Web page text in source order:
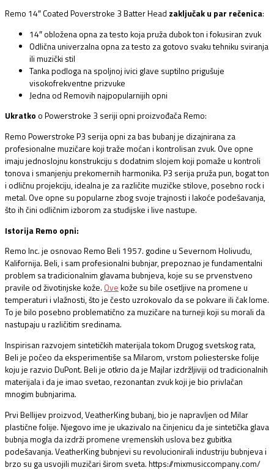
Remo 14″ Coated Poverstroke 3 Batter Head zaključak u par rečenica:
14″ obložena opna za testo koja pruža dubok ton i fokusiran zvuk
Odlična univerzalna opna za testo za gotovo svaku tehniku sviranja
ili muzički stil
Tanka podloga na spoljnoj ivici glave suptilno prigušuje
visokofrekventne prizvuke
Jedna od Removih najpopularnijih opni
Ukratko o Powerstroke 3 seriji opni proizvođača Remo:
Remo Powerstroke P3 serija opni za bas bubanj je dizajnirana za
profesionalne muzičare koji traže moćan i kontrolisan zvuk. Ove opne
imaju jednoslojnu konstrukciju s dodatnim slojem koji pomaže u kontroli
tonova i smanjenju prekomernih harmonika. P3 serija pruža pun, bogat ton
i odličnu projekciju, idealna je za različite muzičke stilove, posebno rock i
metal. Ove opne su popularne zbog svoje trajnosti i lakoće podešavanja,
što ih čini odličnim izborom za studijske i live nastupe.
Istorija Remo opni:
Remo Inc. je osnovao Remo Beli 1957. godine u Severnom Holivudu,
Kalifornija. Beli, i sam profesionalni bubnjar, prepoznao je fundamentalni
problem sa tradicionalnim glavama bubnjeva, koje su se prvenstveno
pravile od životinjske kože. Ove kože su bile osetljive na promene u
temperaturi i vlažnosti, što je često uzrokovalo da se pokvare ili čak lome.
To je bilo posebno problematično za muzičare na turneji koji su morali da
nastupaju u različitim sredinama.
Inspirisan razvojem sintetičkih materijala tokom Drugog svetskog rata,
Beli je počeo da eksperimentiše sa Milarom, vrstom poliesterske folije
koju je razvio DuPont. Beli je otkrio da je Majlar izdržljiviji od tradicionalnih
materijala i da je imao svetao, rezonantan zvuk koji je bio privlačan
mnogim bubnjarima.
Prvi Bellijev proizvod, VeatherKing bubanj, bio je napravljen od Milar
plastične folije. Njegovo ime je ukazivalo na činjenicu da je sintetička glava
bubnja mogla da izdrži promene vremenskih uslova bez gubitka
podešavanja. VeatherKing bubnjevi su revolucionirali industriju bubnjeva i
brzo su ga usvojili muzičari širom sveta. https://mixmusiccompany.com/